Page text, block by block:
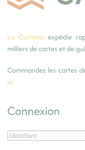
La Cartoviaexpédie
milliers de cartes et de
Commandez les cartes
ici
Connexion